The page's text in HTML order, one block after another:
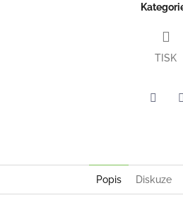
TISK
Popis Diskuze